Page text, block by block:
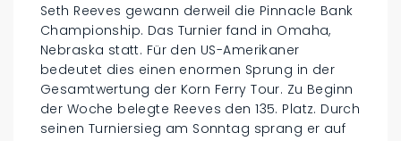
Seth Reeves gewann derweil die Pinnacle Bank
Championship. Das Turnier fand in Omaha,
Nebraska statt. Für den US-Amerikaner
bedeutet dies einen enormen Sprung in der
Gesamtwertung der Korn Ferry Tour. Zu Beginn
der Woche belegte Reeves den 135. Platz. Durch
seinen Turniersieg am Sonntag sprang er auf